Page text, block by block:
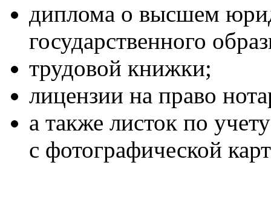
диплома о высшем
государственного
трудовой книжки;
лицензии на право
а также листок по
с фотографической